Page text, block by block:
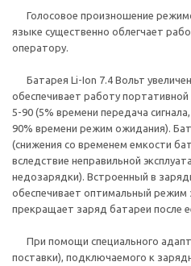
Голосовое произношение
языке существенно облегчает
оператору.
Батарея Li-Ion 7.4 Вольт
обеспечивает работу
5-90 (5% времени передача
90% времени режим ожидания).
(снижения со временем емкости
вследствие неправильной
недозарядки). Встроенный в
обеспечивает оптимальный режим
прекращает заряд батареи после
При помощи специального
поставки), подключаемого к